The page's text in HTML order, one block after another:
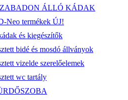
ÁLLÓ KÁDAK
Neo termékek ÚJ!
és kiegészítők
bidé és mosdó állványok
vizelde szerelőelemek
wc tartály